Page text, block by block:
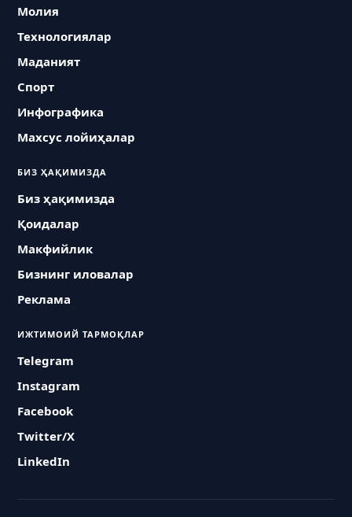
Молия
Технологиялар
Маданият
Спорт
Инфографика
Махсус лойиҳалар
БИЗ ҲАҚИМИЗДА
Биз ҳақимизда
Қоидалар
Макфийлик
Бизнинг иловалар
Реклама
ИЖТИМОИЙ ТАРМОҚЛАР
Telegram
Instagram
Facebook
Twitter/X
LinkedIn